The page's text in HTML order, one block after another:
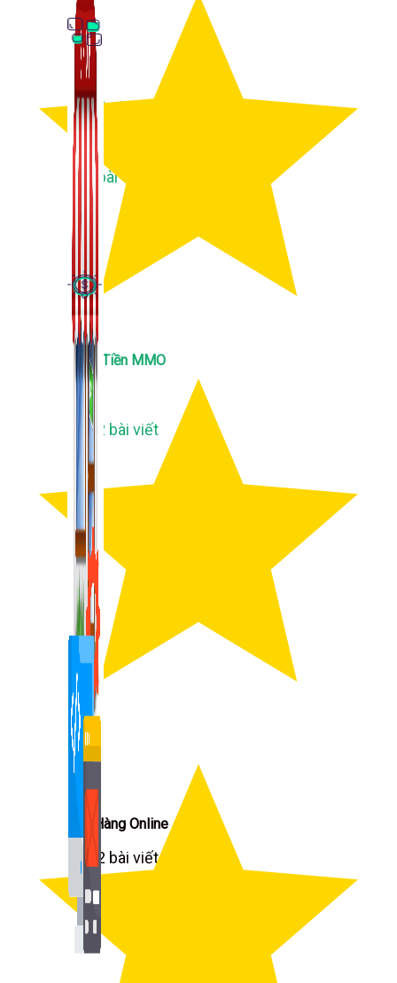
Bán Hàng Online
2,632 bài viết
New
Thủ Thuật Facebook
536 bài viết
Kiếm Tiền MMO
1,422 bài viết